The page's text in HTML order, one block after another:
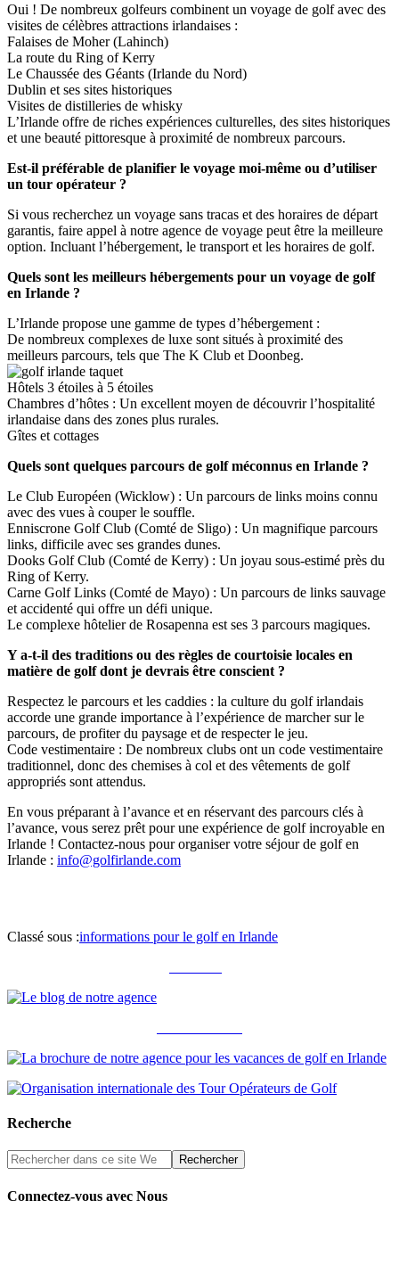
Oui ! De nombreux golfeurs combinent un voyage de golf avec des
visites de célèbres attractions irlandaises :
Falaises de Moher (Lahinch)
La route du Ring of Kerry
Le Chaussée des Géants (Irlande du Nord)
Dublin et ses sites historiques
Visites de distilleries de whisky
L’Irlande offre de riches expériences culturelles, des sites historiques
et une beauté pittoresque à proximité de nombreux parcours.
Est-il préférable de planifier le voyage moi-même ou d’utiliser
un tour opérateur ?
Si vous recherchez un voyage sans tracas et des horaires de départ
garantis, faire appel à notre agence de voyage peut être la meilleure
option. Incluant l’hébergement, le transport et les horaires de golf.
Quels sont les meilleurs hébergements pour un voyage de golf
en Irlande ?
L’Irlande propose une gamme de types d’hébergement :
De nombreux complexes de luxe sont situés à proximité des
meilleurs parcours, tels que The K Club et Doonbeg.
Hôtels 3 étoiles à 5 étoiles
Chambres d’hôtes : Un excellent moyen de découvrir l’hospitalité
irlandaise dans des zones plus rurales.
Gîtes et cottages
Quels sont quelques parcours de golf méconnus en Irlande ?
Le Club Européen (Wicklow) : Un parcours de links moins connu
avec des vues à couper le souffle.
Enniscrone Golf Club (Comté de Sligo) : Un magnifique parcours
links, difficile avec ses grandes dunes.
Dooks Golf Club (Comté de Kerry) : Un joyau sous-estimé près du
Ring of Kerry.
Carne Golf Links (Comté de Mayo) : Un parcours de links sauvage
et accidenté qui offre un défi unique.
Le complexe hôtelier de Rosapenna est ses 3 parcours magiques.
Y a-t-il des traditions ou des règles de courtoisie locales en
matière de golf dont je devrais être conscient ?
Respectez le parcours et les caddies : la culture du golf irlandais
accorde une grande importance à l’expérience de marcher sur le
parcours, de profiter du paysage et de respecter le jeu.
Code vestimentaire : De nombreux clubs ont un code vestimentaire
traditionnel, donc des chemises à col et des vêtements de golf
appropriés sont attendus.
En vous préparant à l’avance et en réservant des parcours clés à
l’avance, vous serez prêt pour une expérience de golf incroyable en
Irlande ! Contactez-nous pour organiser votre séjour de golf en
Irlande : info@golfirlande.com
Classé sous :informations pour le golf en Irlande
Recherche
Connectez-vous avec Nous